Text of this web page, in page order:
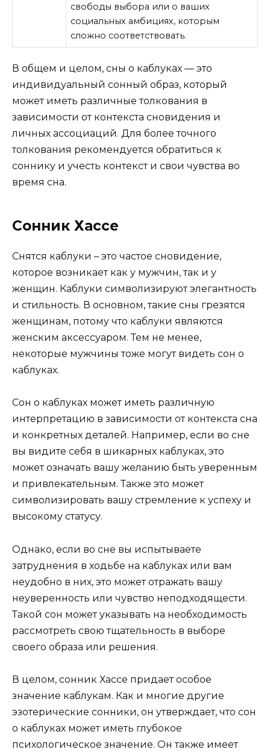
свободы выбора или о ваших
социальных амбициях, которым
сложно соответствовать.
В общем и целом, сны о каблуках — это
индивидуальный сонный образ, который
может иметь различные толкования в
зависимости от контекста сновидения и
личных ассоциаций. Для более точного
толкования рекомендуется обратиться к
соннику и учесть контекст и свои чувства во
время сна.
Сонник Хассе
Снятся каблуки – это частое сновидение,
которое возникает как у мужчин, так и у
женщин. Каблуки символизируют элегантность
и стильность. В основном, такие сны грезятся
женщинам, потому что каблуки являются
женским аксессуаром. Тем не менее,
некоторые мужчины тоже могут видеть сон о
каблуках.
Сон о каблуках может иметь различную
интерпретацию в зависимости от контекста сна
и конкретных деталей. Например, если во сне
вы видите себя в шикарных каблуках, это
может означать вашу желанию быть уверенным
и привлекательным. Также это может
символизировать вашу стремление к успеху и
высокому статусу.
Однако, если во сне вы испытываете
затруднения в ходьбе на каблуках или вам
неудобно в них, это может отражать вашу
неуверенность или чувство неподходящести.
Такой сон может указывать на необходимость
рассмотреть свою тщательность в выборе
своего образа или решения.
В целом, сонник Хассе придает особое
значение каблукам. Как и многие другие
эзотерические сонники, он утверждает, что сон
о каблуках может иметь глубокое
психологическое значение. Он также имеет